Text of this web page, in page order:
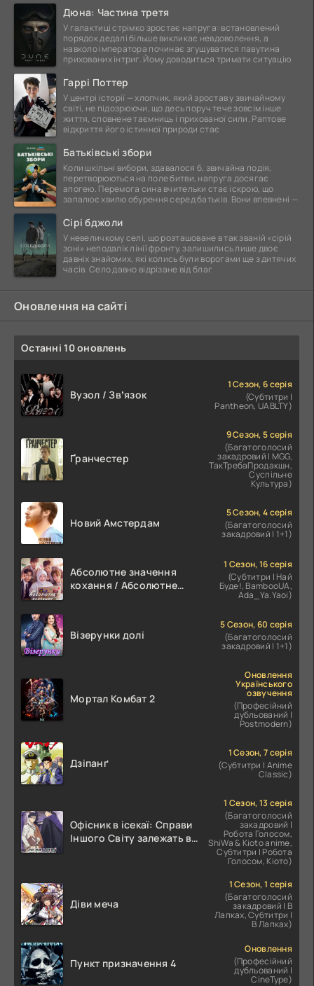
Дюна: Частина третя
У галактиці стрімко зростає напруга: встановлений
порядок дедалі більше викликає невдоволення, а
навколо імператора починає згущуватися павутина
прихованих інтриг. Йому доводиться тримати ситуацію
Гаррі Поттер
У центрі історії — хлопчик, який зростав у звичайному
світі, не підозрюючи, що десь поруч тече зовсім інше
життя, сповнене таємниць і прихованої сили. Раптове
відкриття його істинної природи стає
Батьківські збори
Коли шкільні вибори, здавалося б, звичайна подія,
перетворюються на поле битви, напруга досягає
апогею. Перемога сина вчительки стає іскрою, що
запалює хвилю обурення серед батьків. Вони впевнені —
Сірі бджоли
У невеличкому селі, що розташоване в так званій «сірій
зоні» неподалік лінії фронту, залишились лише двоє
давніх знайомих, які колись були ворогами ще з дитячих
часів. Село давно відрізане від благ
Оновлення на сайті
Останні 10 оновлень
Вузол / Звʼязок
1 Сезон, 6 серія
(Субтитри |
Pantheon, UABLTY)
Ґранчестер
9 Сезон, 5 серія
(Багатоголосий
закадровий | MGG,
ТакТребаПродакшн,
Суспільне
Культура)
Новий Амстердам
5 Сезон, 4 серія
(Багатоголосий
закадровий | 1+1)
Абсолютне значення
кохання / Абсолютне
1 Сезон, 16 серія
(Субтитри | Най
Буде!, BambooUA,
Ada_Ya.Yaoi)
Візерунки долі
5 Сезон, 60 серія
(Багатоголосий
закадровий | 1+1)
Мортал Комбат 2
Оновлення
Українського
озвучення
(Професійний
дубльований |
Postmodern)
Дзіпанґ
1 Сезон, 7 серія
(Субтитри | Anime
Classic)
Офісник в ісекаї: Справи
Іншого Світу залежать від
1 Сезон, 13 серія
(Багатоголосий
закадровий |
Робота Голосом,
ShiWa & Kioto anime,
Субтитри | Робота
Голосом, Кіото)
Діви меча
1 Сезон, 1 серія
(Багатоголосий
закадровий | В
Лапках, Субтитри |
В Лапках)
Пункт призначення 4
Оновлення
(Професійний
дубльований |
CineType)